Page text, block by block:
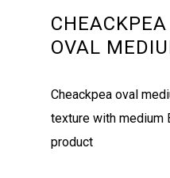
CHEACKPEA
OVAL
Cheackpea oval
texture with medium
product